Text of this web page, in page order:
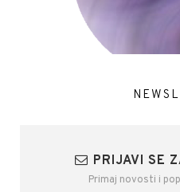
PRIJAVI SE
Primaj novosti i